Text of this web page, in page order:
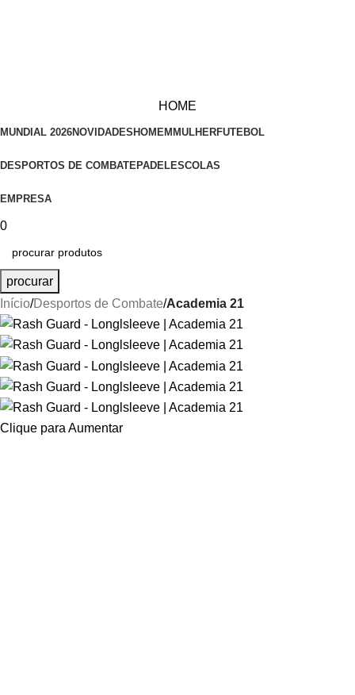
HOME
MUNDIAL 2026NOVIDADESHOMEMMULHERFUTEBOL
DESPORTOS DE COMBATEPADELESCOLAS
EMPRESA
0
procurar
Início Desportos de Combate Academia 21
Clique para Aumentar